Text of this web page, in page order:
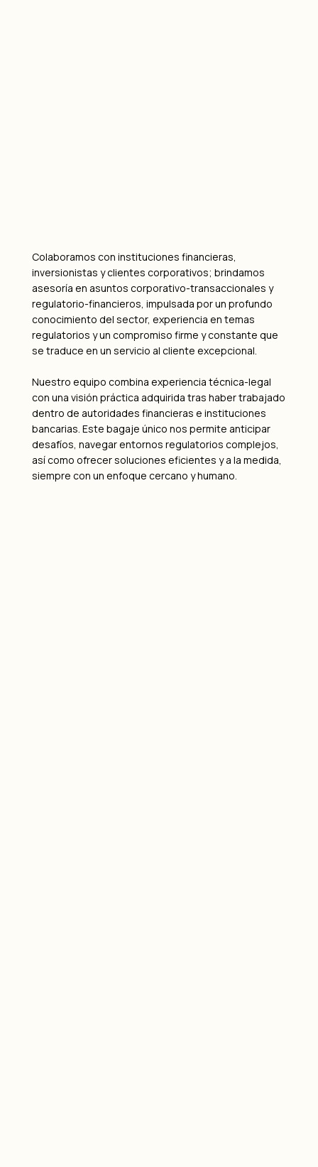
Colaboramos con instituciones financieras,
inversionistas y clientes corporativos; brindamos
asesoría en asuntos corporativo-transaccionales y
regulatorio-financieros, impulsada por un profundo
conocimiento del sector, experiencia en temas
regulatorios y un compromiso firme y constante que
se traduce en un servicio al cliente excepcional.
Nuestro equipo combina experiencia técnica-legal
con una visión práctica adquirida tras haber trabajado
dentro de autoridades financieras e instituciones
bancarias. Este bagaje único nos permite anticipar
desafíos, navegar entornos regulatorios complejos,
así como ofrecer soluciones eficientes y a la medida,
siempre con un enfoque cercano y humano.